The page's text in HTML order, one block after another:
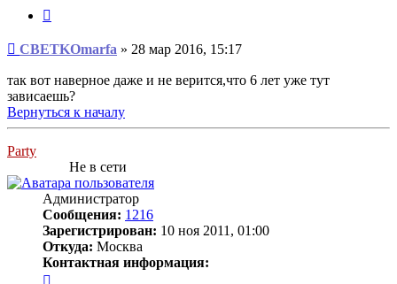
Сообщение
CBETKOmarfa » 28 мар 2016, 15:17
так вот наверное даже и не верится,что 6 лет уже тут
зависаешь?
Вернуться к началу
Party
Не в сети
Администратор
Сообщения: 1216
Зарегистрирован: 10 ноя 2011, 01:00
Откуда: Москва
Контактная информация: